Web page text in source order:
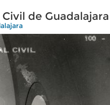
de Guadalajara